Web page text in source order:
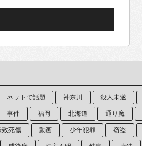
ネットで話題 神奈川 殺人未遂
事件 福岡 北海道 通り魔
致死傷 動画 少年犯罪 窃盗